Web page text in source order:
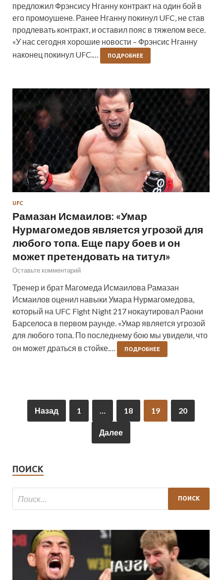
предложил Фрэнсису Нганну контракт на один бой в
его промоушене. Ранее Нганну покинул UFC, не став
продлевать контракт, и оставил пояс в тяжелом весе.
«У нас сегодня хорошие новости – Фрэнсис Нганну
наконец покинул UFC.…
ПОДРОБНЕЕ
UFC
Рамазан Исмаилов: «Умар
Нурмагомедов является угрозой для
любого топа. Еще пару боев и он
может претендовать на титул»
Оставьте комментарий
Тренер и брат Магомеда Исмаилова Рамазан
Исмаилов оценил навыки Умара Нурмагомедова,
который на UFC Fight Night 217 нокаутировал Раони
Барселоса в первом раунде. «Умар является угрозой
для любого топа. По последнему бою мы увидели, что
он может драться в стойке.…
ПОДРОБНЕЕ
Назад 1 18 19 20
Далее
ПОИСК